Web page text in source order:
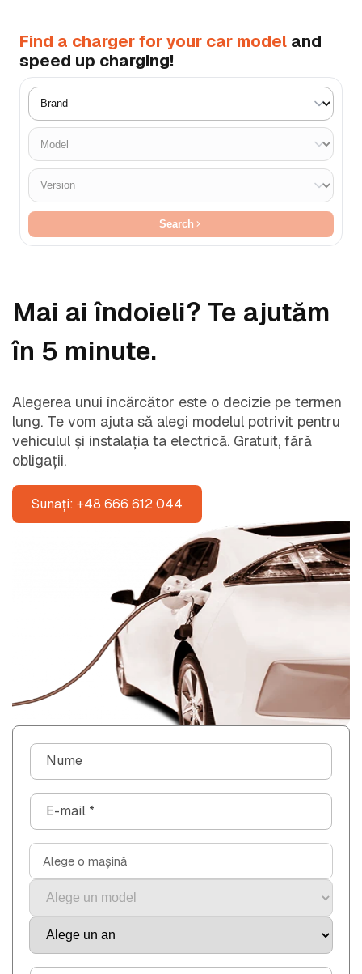
Find a charger for your car model and
speed up charging!
Search
Mai ai îndoieli? Te ajutăm
în 5 minute.
Alegerea unui încărcător este o decizie pe termen
lung. Te vom ajuta să alegi modelul potrivit pentru
vehiculul și instalația ta electrică. Gratuit, fără
obligații.
Sunați: +48 666 612 044
F
o
r
u
a
d
c
Nume
E-mail *
Alege o mașină